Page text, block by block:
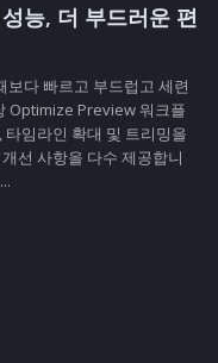
능, 더 부드러운 편
다 빠르고 부드럽고 세련
Optimize Preview 워크플
임라인 확대 및 트리밍을
선 사항을 다수 제공합니